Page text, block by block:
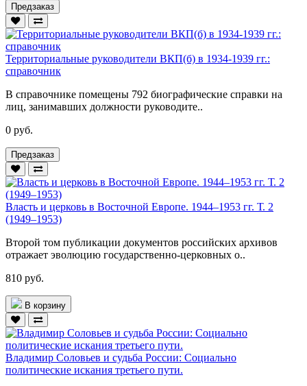
Предзаказ
Территориальные руководители ВКП(б) в 1934-1939 гг.:
справочник
В справочнике помещены 792 биографические справки на
лиц, занимавших должности руководите..
0 руб.
Предзаказ
Власть и церковь в Восточной Европе. 1944–1953 гг. Т. 2
(1949–1953)
Второй том публикации документов российских архивов
отражает эволюцию государственно-церковных о..
810 руб.
В корзину
Владимир Соловьев и судьба России: Социально
политические искания третьего пути.